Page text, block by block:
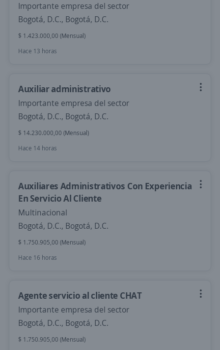
Importante empresa del sector
Bogotá, D.C., Bogotá, D.C.
$ 1.423.000,00 (Mensual)
Hace 13 horas
Auxiliar administrativo
Importante empresa del sector
Bogotá, D.C., Bogotá, D.C.
$ 14.230.000,00 (Mensual)
Hace 14 horas
Auxiliares Administrativos Con Experiencia
En Servicio Al Cliente
Multinacional
Bogotá, D.C., Bogotá, D.C.
$ 1.750.905,00 (Mensual)
Hace 16 horas
Agente servicio al cliente CHAT
Importante empresa del sector
Bogotá, D.C., Bogotá, D.C.
$ 1.750.905,00 (Mensual)